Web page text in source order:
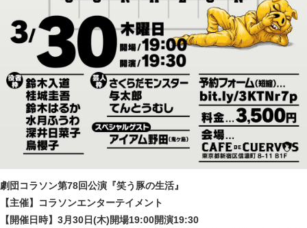
劇団コラソン第78回公演『笑う豚の生活』
【主催】コラソンエンターテイメント
【開催日時】3月30日(木)開場19:00開演19:30